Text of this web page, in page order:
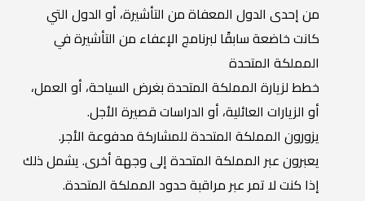
من إحدى الدول المعفاة من التأشيرة، أو الدول التي
كانت خاضعة سابقًا لبرنامج الإعفاء من التأشيرة في
المملكة المتحدة
خطط لزيارة المملكة المتحدة بغرض السياحة، أو العمل،
أو الزيارات العائلية، أو الدراسات قصيرة الأجل.
يزورون المملكة المتحدة للمشاركة مدفوعة الأجر.
يعبرون عبر المملكة المتحدة إلى وجهة أخرى. يشمل ذلك
إذا كنت لا تمر عبر مراقبة حدود المملكة المتحدة.